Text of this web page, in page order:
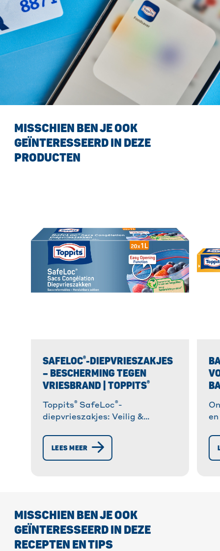
MISSCHIEN BEN JE OOK
GEÏNTERESSEERD IN DEZE
PRODUCTEN
SAFELOC®-DIEPVRIESZAKJES
– BESCHERMING TEGEN
VRIESBRAND | TOPPITS®
Toppits® SafeLoc®-
diepvrieszakjes: Veilig &
Scheurvast ✓ Hersluitbaar ✓
Gemaakt van 35% gerecyclede
LEES MEER
MISSCHIEN BEN JE OOK
GEÏNTERESSEERD IN DEZE
RECEPTEN EN TIPS